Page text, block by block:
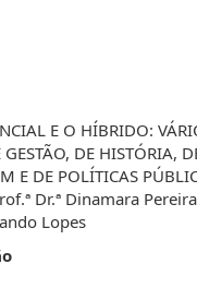
E O HÍBRIDO:
DE HISTÓRIA,
E DE POLÍTICAS
Dr.ª Dinamara
Lopes